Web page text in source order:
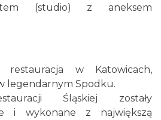
(studio) z aneksem
w Katowicach,
legendarnym Spodku.
Śląskiej zostały
i wykonane z największą